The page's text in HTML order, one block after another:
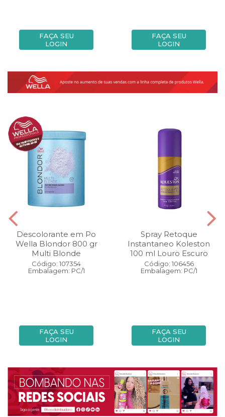
FAÇA SEU
LOGIN
FAÇA SEU
LOGIN
Descolorante em Po
Wella Blondor 800 gr
Multi Blonde
Código: 107354
Embalagem: PC/1
FAÇA SEU
LOGIN
Spray Retoque
Instantaneo Koleston
100 ml Louro Escuro
Código: 106456
Embalagem: PC/1
FAÇA SEU
LOGIN